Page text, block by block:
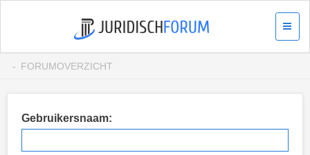
FORUMOVERZICHT
Gebruikersnaam: